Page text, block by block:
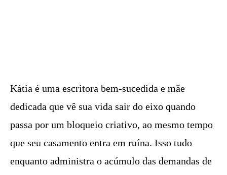
Kátia é uma escritora bem-sucedida e mãe
dedicada que vê sua vida sair do eixo quando
passa por um bloqueio criativo, ao mesmo tempo
que seu casamento entra em ruína. Isso tudo
enquanto administra o acúmulo das demandas de